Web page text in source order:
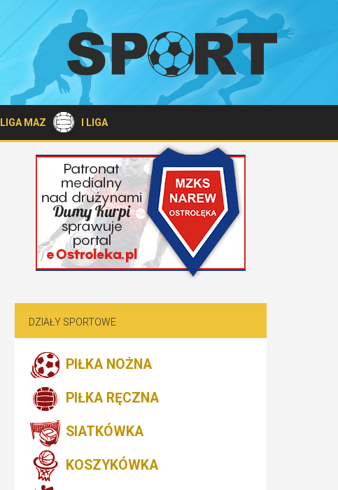
I LIGA MAZ I LIGA
DZIAŁY SPORTOWE
PIŁKA NOŻNA
PIŁKA RĘCZNA
SIATKÓWKA
KOSZYKÓWKA